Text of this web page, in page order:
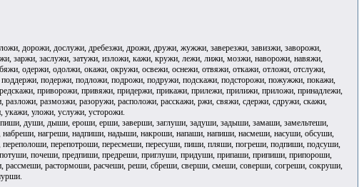
дорожи, дослужи, дребезжи, дрожи, дружи, жужжи, заверезжи, завизжи, заворожи,
заржи, заслужи, затужи, изложи, кажи, кружи, лежи, лижи, мозжи, наворожи, навяжи,
одержи, одолжи, окажи, окружи, освежи, оснежи, отвяжи, откажи, отложи, отслужи,
подержи, подложи, подрожи, подружи, подскажи, подсторожи, пожужжи, покажи,
приворожи, привяжи, придержи, прикажи, прилежи, прилижи, приложи, принадлежи,
размозжи, разоружи, расположи, расскажи, ржи, свяжи, сдержи, сдружи, скажи,
уложи, услужи, усторожи.
души, дыши, ероши, ерши, заверши, заглуши, задуши, задыши, замаши, замельтеши,
нагреши, надпиши, надыши, накроши, напаши, напиши, насмеши, насуши, обсуши,
перепотроши, пересмеши, пересуши, пиши, пляши, погреши, подпиши, подсуши,
почеши, предпиши, предреши, приглуши, придуши, припаши, припиши, припороши,
растормоши, расчеши, реши, сбреши, сверши, смеши, соверши, согреши, сокруши,